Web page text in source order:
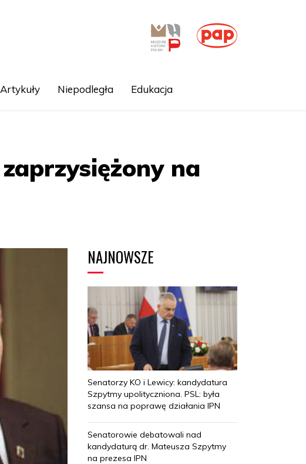
Artykuły Niepodległa Edukacja
na
NAJNOWSZE
Senatorzy KO i Lewicy: kandydatura
Szpytmy upolityczniona. PSL: była
szansa na poprawę działania IPN
Senatorowie debatowali nad
kandydaturą dr. Mateusza Szpytmy
na prezesa IPN